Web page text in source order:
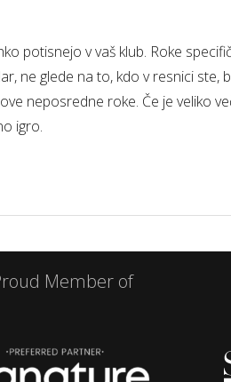
potisnejo v vaš klub. Roke
ne glede na to, kdo v resnici ste,
neposredne roke. Če je veliko
igro.
Member of